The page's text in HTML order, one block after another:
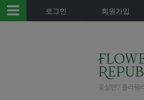
로그인 회원가입